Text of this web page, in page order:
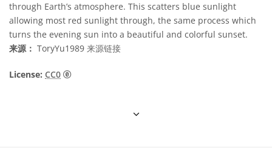
through Earth’s atmosphere. This scatters blue sunlight
allowing most red sunlight through, the same process which
turns the evening sun into a beautiful and colorful sunset.
来源： ToryYu1989 来源链接
License: CC0 CC0 1.0 通用 (CC0 1.0) 公共领域贡献 图标